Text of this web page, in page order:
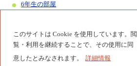
このサイトは Cookie を使用しています。閲
覧・利用を継続することで、その使用に同
意したとみなされます。 詳細情報
6年生の部屋